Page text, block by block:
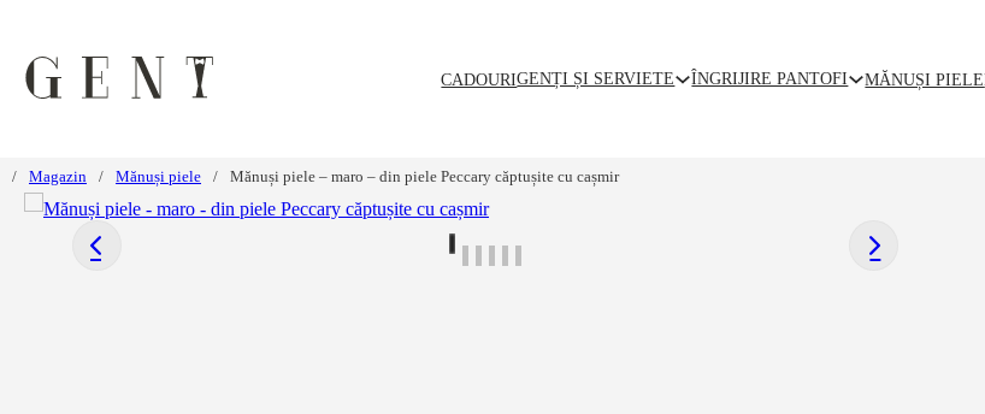
CADOURIGENȚI ȘI SERVIETE ÎNGRIJIRE PANTOFI MĂNUȘI PIELE
/ Magazin / Mănuși piele / Mănuși piele – maro – din piele Peccary căptușite cu cașmir